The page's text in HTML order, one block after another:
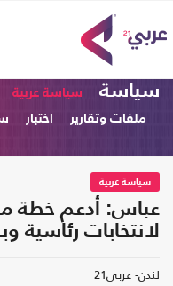
سياسة سياسة عربية
ملفات وتقارير
اختبار
سياسة عربية
عباس: أدعم خطة
لانتخابات رئاسية
لندن- عربي21